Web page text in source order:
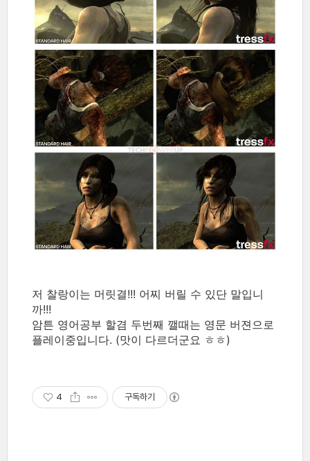
저 찰랑이는 머릿결!!! 어찌 버릴 수 있단 말입니
까!!!
암튼 영어공부 할겸 두번째 깰때는 영문 버젼으로
플레이중입니다. (맛이 다르더군요 ㅎㅎ)
4 구독하기